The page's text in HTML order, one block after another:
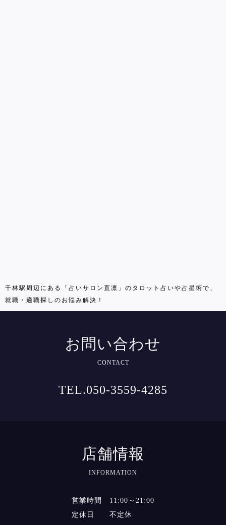
千林駅周辺にある「占いサロン直凛」のタロット占いや占星術で、
就職・適職探しのお悩み解決！
お問い合わせ
CONTACT
TEL.050-3559-4285
店舗情報
INFORMATION
営業時間 11:00～21:00
定休日 不定休